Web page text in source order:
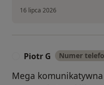
16 lipca 2026
Piotr G Numer
Mega